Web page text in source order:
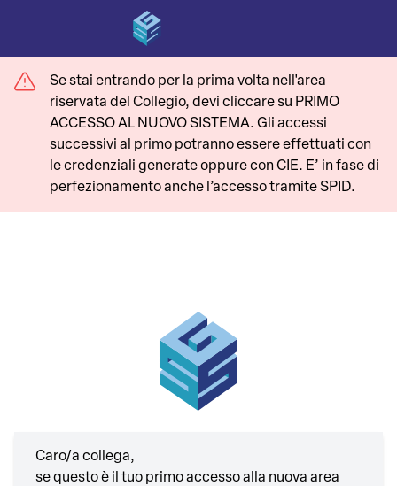
Se stai entrando per la prima volta nell'area
riservata del Collegio, devi cliccare su PRIMO
ACCESSO AL NUOVO SISTEMA. Gli accessi
successivi al primo potranno essere effettuati con
le credenziali generate oppure con CIE. E’ in fase di
perfezionamento anche l’accesso tramite SPID.
Caro/a collega,
se questo è il tuo primo accesso alla nuova area